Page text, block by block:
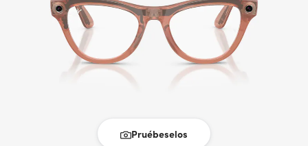
Pruébeselos